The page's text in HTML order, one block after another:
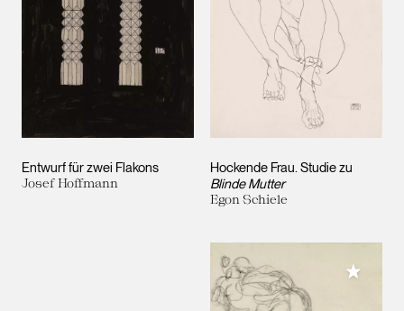
Entwurf für zwei Flakons
Josef Hoffmann
Hockende Frau. Studie zu
Blinde Mutter
Egon Schiele
Meiner